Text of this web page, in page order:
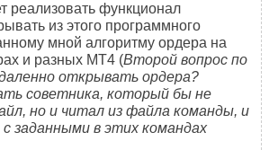
реализовать функционал
из этого программного
мной алгоритму ордера на
и разных MT4 (Второй вопрос по
открывать ордера?
советника, который бы не
но и читал из файла команды, и
заданными в этих командах